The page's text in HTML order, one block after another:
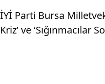
İYİ Parti Bursa
Kriz’ ve